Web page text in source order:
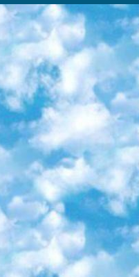
(ИТМО). Ресурс предоставляет свободный доступ к курсам, разработанным в этом вузе. Каталог материалов разбит на четыре категории: «Оптические системы и технологии», «Приборостроение и робототехника», «Информационные технологии» и «Биотехнологии». Курсы состоят из видеолекций, интерактивных демонстраций и заданий. 5. «КиберЛенинка» Электронная научная библиотека открытого доступа. Каталог площадки регулярно обрастает текстами статей из различных научных изданий. Сгруппированные по журналам и рубрикам публикации можно читать онлайн или скачивать целиком в PDF-формате. Проект нацелен на популяризацию науки за счёт открытого доступа к качественной информации. 6. «ПостНаука» На этом ресурсе публикуют подборки видеолекций, составленные экспертами из разных отраслей и объединённые общими темами. Среди них, к примеру, есть серии «Биоинформатика и геномика», «Культура средневековой Скандинавии» и Cinema Studies о теории кино. Каждая подборка лекций — логически связанная история, рассказанная экспертом от первого лица. Кроме того, на сайте появляются научно-образовательные статьи и тесты на разные темы. 7. «Newочём» Команда проекта «Newочём» отбирает самые интересные тексты из англоязычных СМИ и переводит те из них, за которые голосуют участники сообщества «ВКонтакте». По большей части это научно-популярные статьи. Редакторы придумывают лишь заголовки, в остальном содержание переводов соответствует оригиналам. Полные тексты можно читать прямо в социальной сети. 8. InternetUrok Онлайн-база материалов по основным дисциплинам школьной программы. Информация на сайте структурирована по классам, предметам и темам (урокам). Каждый урок состоит из видеолекций и конспектов. Есть также интерактивные тренажёры и тесты для закрепления пройденного материала. Даже если вы давно окончили школу, возможность повторить программу старших классов всегда может пригодиться. 9. Edutainme Ещё один ресурс об образовании. В отличие от Newtonew, как мне кажется, Edutainme больше ориентируется на представителей индустрии: педагогов, предпринимателей, разработчиков образовательных проектов. Но и любой, кто просто стремится к саморазвитию, найдёт на сайте много полезного и интересного для себя. Например, информацию о новых курсах и образовательных сервисах. 10. Newtonew Онлайн-медиа об образовании и обучении в широком смысле. Авторы Newtonew пишут об инструментах, заведениях, тактиках и стратегиях, которые помогают учить других и получать новые знания самостоятельно. На этой площадке вы найдёте новости, обзоры, аналитические мат